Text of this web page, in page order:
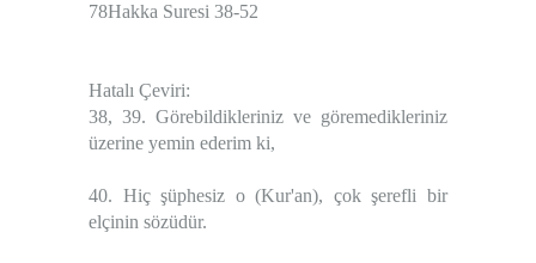
78Hakka Suresi 38-52
Hatalı Çeviri:
38, 39. Görebildikleriniz ve göremedikleriniz
üzerine yemin ederim ki,
40. Hiç şüphesiz o (Kur'an), çok şerefli bir
elçinin sözüdür.